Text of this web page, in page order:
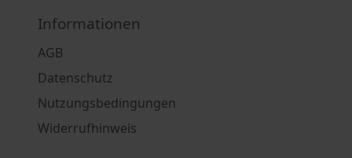
Informationen
AGB
Datenschutz
Nutzungsbedingungen
Widerrufhinweis